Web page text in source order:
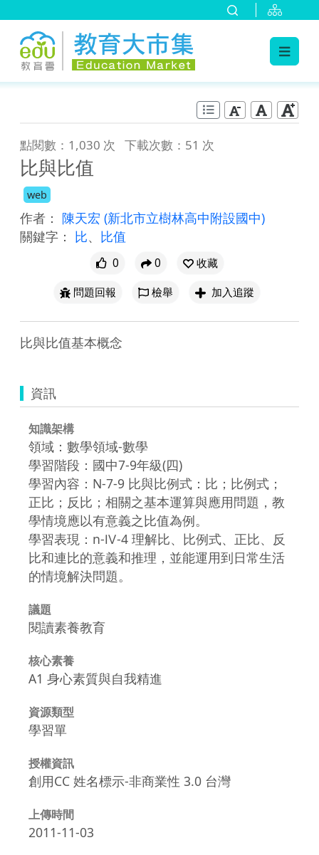
點閱數：1,030 次 下載次數：51 次
比與比值
web
作者： 陳天宏 (新北市立樹林高中附設國中)
關鍵字： 比、 比值
0 0
收藏
問題回報
檢舉 加入追蹤
比與比值基本概念
資訊
知識架構
領域：數學領域-數學
學習階段：國中7-9年級(四)
學習內容：N-7-9 比與比例式：比；比例式；
正比；反比；相關之基本運算與應用問題，教
學情境應以有意義之比值為例。
學習表現：n-Ⅳ-4 理解比、比例式、正比、反
比和連比的意義和推理，並能運用到日常生活
的情境解決問題。
議題
閱讀素養教育
核心素養
A1 身心素質與自我精進
資源類型
學習單
授權資訊
創用CC 姓名標示-非商業性 3.0 台灣
上傳時間
2011-11-03